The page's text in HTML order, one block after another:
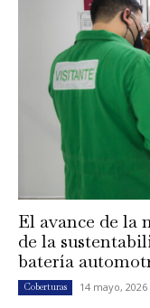
El avance de la
de la
batería
Coberturas 14 mayo, 2026